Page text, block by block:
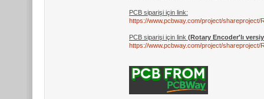
PCB siparişi için link:
https://www.pcbway.com/project/shareproject/
PCB siparişi için link (Rotary Encoder'lı
https://www.pcbway.com/project/shareproject/